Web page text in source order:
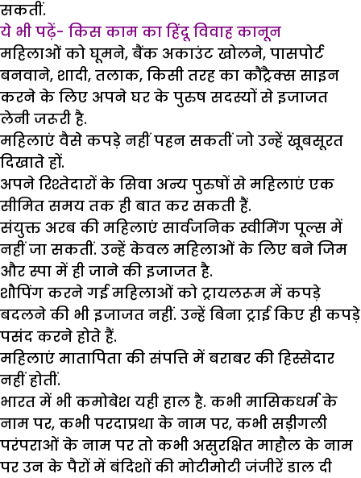
सकतीं.
ये भी पढ़ें- किस काम का हिंदू विवाह कानून
महिलाओं को घूमने, बैंक अकाउंट खोलने, पासपोर्ट
बनवाने, शादी, तलाक, किसी तरह का कौंट्रैक्स साइन
करने के लिए अपने घर के पुरुष सदस्यों से इजाजत
लेनी जरूरी है.
महिलाएं वैसे कपड़े नहीं पहन सकतीं जो उन्हें खूबसूरत
दिखाते हों.
अपने रिश्तेदारों के सिवा अन्य पुरुषों से महिलाएं एक
सीमित समय तक ही बात कर सकती हैं.
संयुक्त अरब की महिलाएं सार्वजनिक स्वीमिंग पूल्स में
नहीं जा सकतीं. उन्हें केवल महिलाओं के लिए बने जिम
और स्पा में ही जाने की इजाजत है.
शौपिंग करने गई महिलाओं को ट्रायलरूम में कपड़े
बदलने की भी इजाजत नहीं. उन्हें बिना ट्राई किए ही कपड़े
पसंद करने होते हैं.
महिलाएं मातापिता की संपत्ति में बराबर की हिस्सेदार
नहीं होतीं.
भारत में भी कमोबेश यही हाल है. कभी मासिकधर्म के
नाम पर, कभी परदाप्रथा के नाम पर, कभी सड़ीगली
परंपराओं के नाम पर तो कभी असुरक्षित माहौल के नाम
पर उन के पैरों में बंदिशों की मोटीमोटी जंजीरें डाल दी